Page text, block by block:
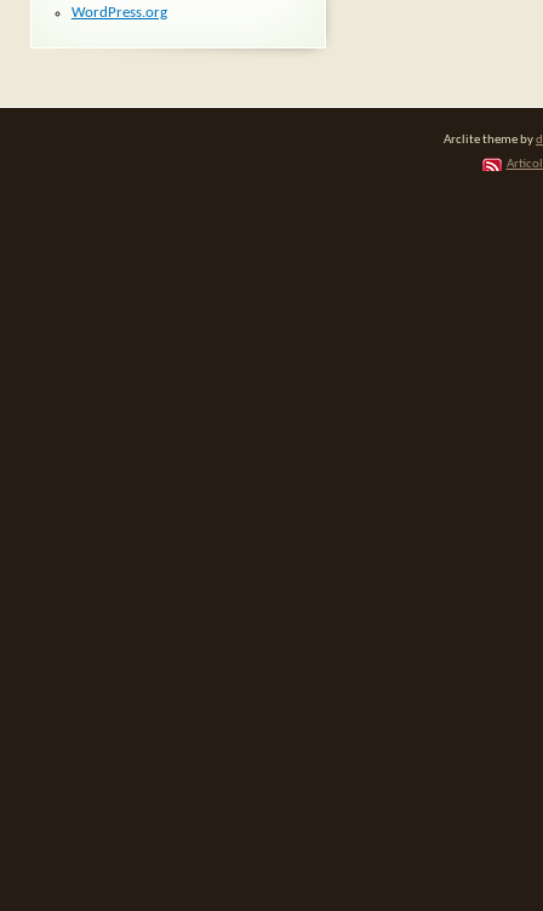
WordPress.org
Arclite theme by